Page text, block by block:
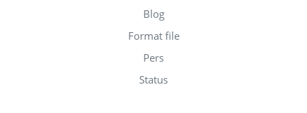
Blog
Format file
Pers
Status